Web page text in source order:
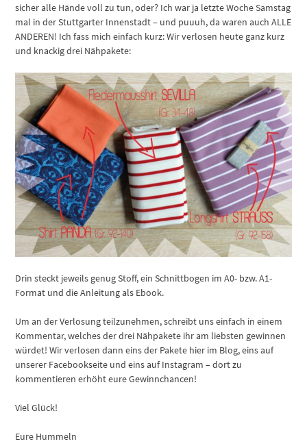
sicher alle Hände voll zu tun, oder? Ich war ja letzte Woche Samstag
mal in der Stuttgarter Innenstadt – und puuuh, da waren auch ALLE
ANDEREN! Ich fass mich einfach kurz: Wir verlosen heute ganz kurz
und knackig drei Nähpakete:
Drin steckt jeweils genug Stoff, ein Schnittbogen im A0- bzw. A1-
Format und die Anleitung als Ebook.
Um an der Verlosung teilzunehmen, schreibt uns einfach in einem
Kommentar, welches der drei Nähpakete ihr am liebsten gewinnen
würdet! Wir verlosen dann eins der Pakete hier im Blog, eins auf
unserer Facebookseite und eins auf Instagram – dort zu
kommentieren erhöht eure Gewinnchancen!
Viel Glück!
Eure Hummeln